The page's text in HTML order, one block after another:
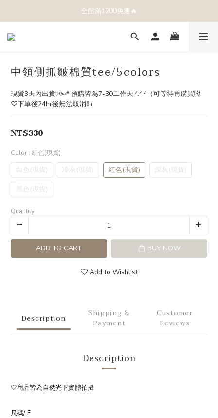
全館滿1200免運🔥
中領側抓皺棉質tee/5colors
現貨3天內出貨୨୧⑅* 預購皆為7-30工作天.ᐟ.ᐟ.ᐟ（可等待再購買呦
♡下單後24hr後無法取消‼️）
NT$330
Color : 紅色(現貨)
白色(現貨) 冷灰(現貨) 紅色(現貨) 深灰(現貨)
黑色(現貨)
Quantity
ADD TO CART BUY NOW
Add to Wishlist
Description
Shipping &
Payment
Customer
Reviews
Description
🤍商品皆為自然光下實體拍攝
尺碼/ F